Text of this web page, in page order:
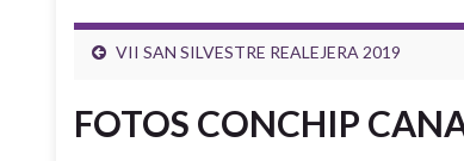
VII SAN SILVESTRE REALEJERA 2019
FOTOS CONCHIP